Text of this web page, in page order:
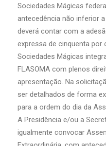
Sociedades Mágicas
antecedência não inferior
deverá contar com a
expressa de cinquenta por
Sociedades Mágicas
FLASOMA com plenos
apresentação. Na
ser detalhados de forma
para a ordem do dia da
A Presidência e/ou a
igualmente convocar